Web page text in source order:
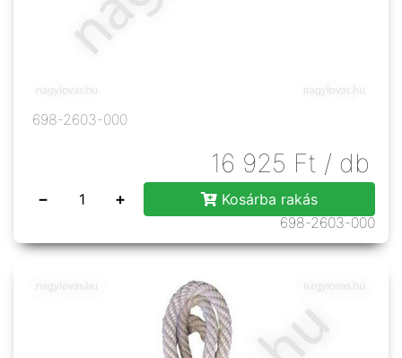
698-2603-000
16 925 Ft / db
− +
Kosárba rakás
698-2603-000